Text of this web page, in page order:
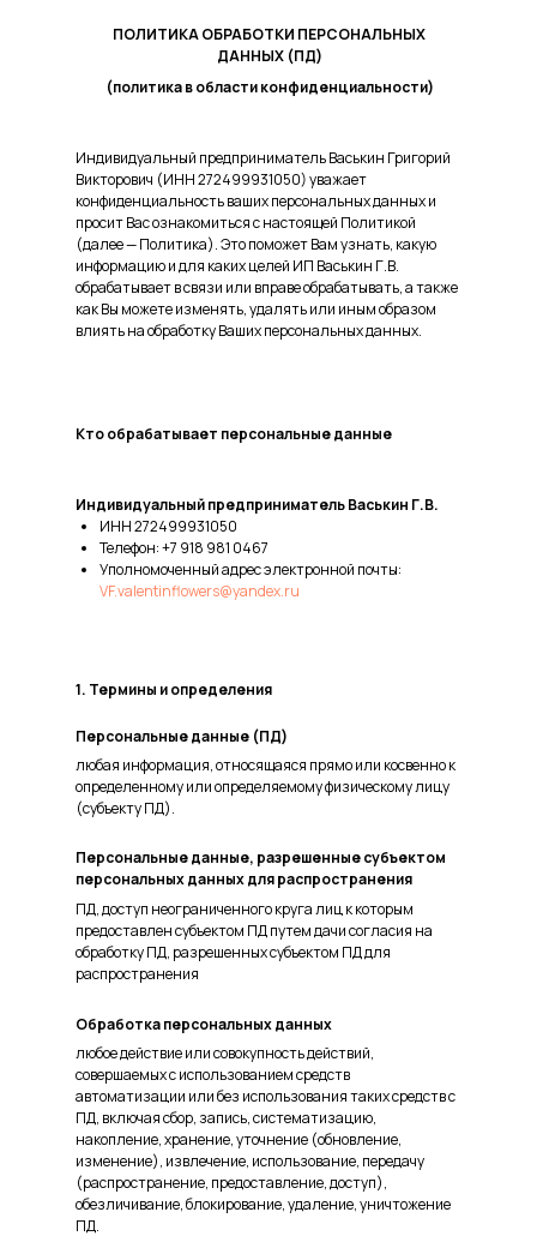
ПОЛИТИКА ОБРАБОТКИ ПЕРСОНАЛЬНЫХ
ДАННЫХ (ПД)
(политика в области конфиденциальности)
Индивидуальный предприниматель Васькин Григорий
Викторович (ИНН 272499931050) уважает
конфиденциальность ваших персональных данных и
просит Вас ознакомиться с настоящей Политикой
(далее — Политика). Это поможет Вам узнать, какую
информацию и для каких целей ИП Васькин Г.В.
обрабатывает в связи или вправе обрабатывать, а также
как Вы можете изменять, удалять или иным образом
влиять на обработку Ваших персональных данных.
Кто обрабатывает персональные данные
Индивидуальный предприниматель Васькин Г.В.
ИНН 272499931050
Телефон: +7 918 981 0467
Уполномоченный адрес электронной почты:
VF.valentinflowers@yandex.ru
1. Термины и определения
Персональные данные (ПД)
любая информация, относящаяся прямо или косвенно к
определенному или определяемому физическому лицу
(субъекту ПД).
Персональные данные, разрешенные субъектом
персональных данных для распространения
ПД, доступ неограниченного круга лиц к которым
предоставлен субъектом ПД путем дачи согласия на
обработку ПД, разрешенных субъектом ПД для
распространения
Обработка персональных данных
любое действие или совокупность действий,
совершаемых с использованием средств
автоматизации или без использования таких средств с
ПД, включая сбор, запись, систематизацию,
накопление, хранение, уточнение (обновление,
изменение), извлечение, использование, передачу
(распространение, предоставление, доступ),
обезличивание, блокирование, удаление, уничтожение
ПД.